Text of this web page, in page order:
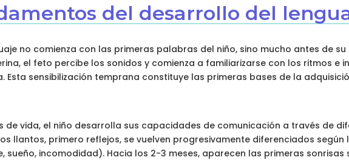
del desarrollo del
no comienza con las primeras palabras del niño, sino mucho antes de su
el feto percibe los sonidos y comienza a familiarizarse con los ritmos e
Esta sensibilización temprana constituye las primeras bases de la
de vida, el niño desarrolla sus capacidades de comunicación a través de
llantos, primero reflejos, se vuelven progresivamente diferenciados según
sueño, incomodidad). Hacia los 2-3 meses, aparecen las primeras sonrisas